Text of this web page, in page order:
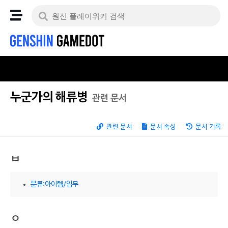
누군가의 해류병 관련 문서
관련 문서 문서 속성 문서 기록
ㅂ
분류:아이템/임무
ㅇ